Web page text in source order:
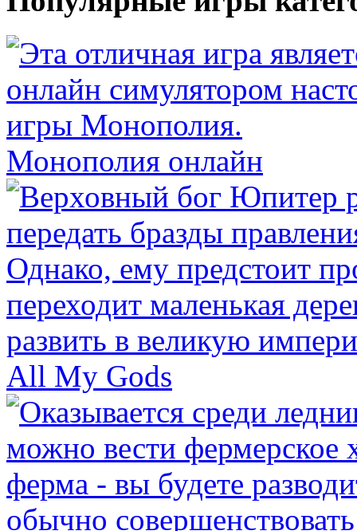
Монополия онлайн
All My Gods